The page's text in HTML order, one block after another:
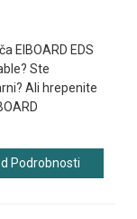
EIBOARD EDS
Ste
Ali hrepenite
Podrobnosti